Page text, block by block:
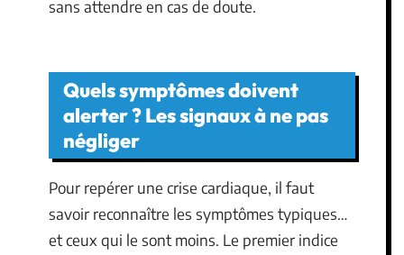
sans attendre en cas de doute.
Quels symptômes doivent
alerter ? Les signaux à ne pas
négliger
Pour repérer une crise cardiaque, il faut
savoir reconnaître les symptômes typiques…
et ceux qui le sont moins. Le premier indice